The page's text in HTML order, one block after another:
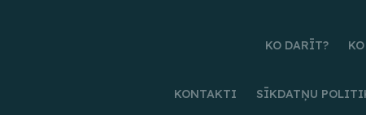
KO DARĪT?
KONTAKTI SĪKDATŅU